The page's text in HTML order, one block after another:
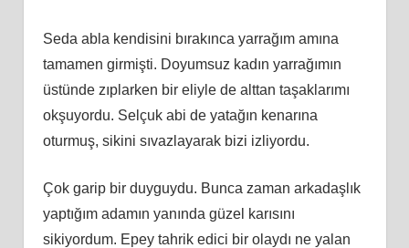
Seda abla kendisini bırakınca yarrağım amına
tamamen girmişti. Doyumsuz kadın yarrağımın
üstünde zıplarken bir eliyle de alttan taşaklarımı
okşuyordu. Selçuk abi de yatağın kenarına
oturmuş, sikini sıvazlayarak bizi izliyordu.
Çok garip bir duyguydu. Bunca zaman arkadaşlık
yaptığım adamın yanında güzel karısını
sikiyordum. Epey tahrik edici bir olaydı ne yalan